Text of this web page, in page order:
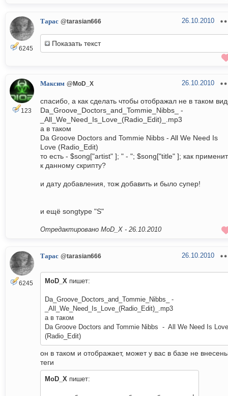
6245
Тарас @tarasian666 26.10.2010
Показать текст
123
Максим @MoD_X 26.10.2010
спасибо, а как сделать чтобы отображал не в таком
Da_Groove_Doctors_and_Tommie_Nibbs_ -
_All_We_Need_Is_Love_(Radio_Edit)_.mp3
а в таком
Da Groove Doctors and Tommie Nibbs - All We Need Is
Love (Radio_Edit)
то есть - $song["artist" ]; " - "; $song["title" ]; как
к данному скрипту?
и дату добавления, тож добавить и было супер!
и ещё songtype "S"
Отредактировано MoD_X - 26.10.2010
6245
Тарас @tarasian666 26.10.2010
MoD_X пишет:
Da_Groove_Doctors_and_Tommie_Nibbs_ -
_All_We_Need_Is_Love_(Radio_Edit)_.mp3
а в таком
Da Groove Doctors and Tommie Nibbs - All We Need Is Love
(Radio_Edit)
он в таком и отображает, может у вас в базе не
теги
MoD_X пишет: